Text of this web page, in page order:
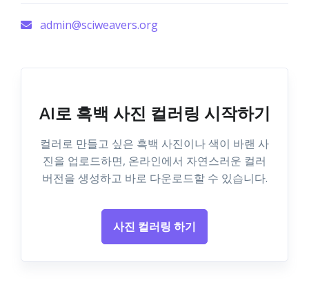
admin@sciweavers.org
AI로 흑백 사진 컬러링 시작하기
컬러로 만들고 싶은 흑백 사진이나 색이 바랜 사
진을 업로드하면, 온라인에서 자연스러운 컬러
버전을 생성하고 바로 다운로드할 수 있습니다.
사진 컬러링 하기